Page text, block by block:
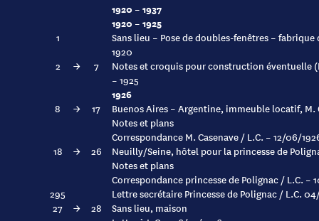
1920 – 1937
1920 – 1925
1
Sans lieu – Pose de doubles-fenêtres –
1920
2
→ 7
Notes et croquis pour construction éventuelle
– 1925
1926
8 → 17
Buenos Aires – Argentine, immeuble locatif, M.
Notes et plans
Correspondance M. Casenave / L.C. – 12/06/
18
→ 26
Neuilly/Seine, hôtel pour la princesse de
Notes et plans
Correspondance princesse de Polignac / L.C. –
295
Lettre secrétaire Princesse de Polignac / L.C.
27
→ 28
Sans lieu, maison